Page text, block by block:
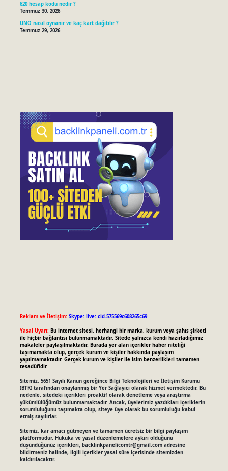
620 hesap kodu nedir ?
Temmuz 30, 2026
UNO nasıl oynanır ve kaç kart dağıtılır ?
Temmuz 29, 2026
Reklam ve İletişim: Skype: live:.cid.575569c608265c69
Yasal Uyarı: Bu internet sitesi, herhangi bir marka, kurum veya şahıs şirketi
ile hiçbir bağlantısı bulunmamaktadır. Sitede yalnızca kendi hazırladığımız
makaleler paylaşılmaktadır. Burada yer alan içerikler haber niteliği
taşımamakta olup, gerçek kurum ve kişiler hakkında paylaşım
yapılmamaktadır. Gerçek kurum ve kişiler ile isim benzerlikleri tamamen
tesadüfidir.
Sitemiz, 5651 Sayılı Kanun gereğince Bilgi Teknolojileri ve İletişim Kurumu
(BTK) tarafından onaylanmış bir Yer Sağlayıcı olarak hizmet vermektedir. Bu
nedenle, sitedeki içerikleri proaktif olarak denetleme veya araştırma
yükümlülüğümüz bulunmamaktadır. Ancak, üyelerimiz yazdıkları içeriklerin
sorumluluğunu taşımakta olup, siteye üye olarak bu sorumluluğu kabul
etmiş sayılırlar.
Sitemiz, kar amacı gütmeyen ve tamamen ücretsiz bir bilgi paylaşım
platformudur. Hukuka ve yasal düzenlemelere aykırı olduğunu
düşündüğünüz içerikleri, backlinkpanelicomtr@gmail.comadresine
bildirmeniz halinde, ilgili içerikler yasal süre içerisinde sitemizden
kaldırılacaktır.